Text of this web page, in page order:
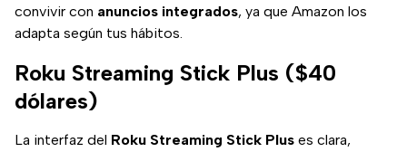
convivir con anuncios integrados, ya que Amazon los
adapta según tus hábitos.
Roku Streaming Stick Plus ($40
dólares)
La interfaz del Roku Streaming Stick Plus es clara,